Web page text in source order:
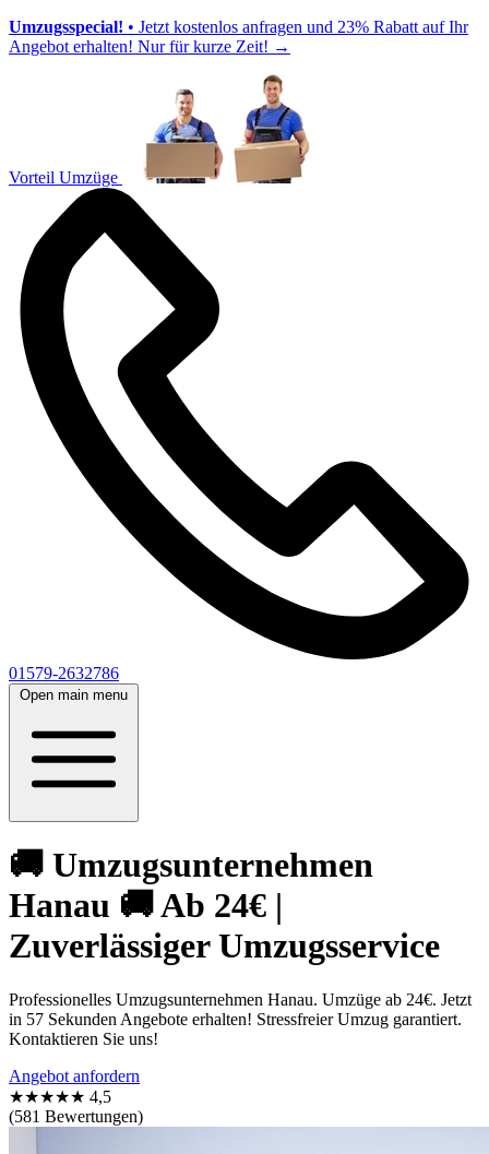
Umzugsspecial! • Jetzt kostenlos anfragen und 23% Rabatt auf Ihr
Angebot erhalten! Nur für kurze Zeit! →
Vorteil Umzüge
01579-2632786
Open main menu
🚚 Umzugsunternehmen
Hanau 🚚 Ab 24€ |
Zuverlässiger Umzugsservice
Professionelles Umzugsunternehmen Hanau. Umzüge ab 24€. Jetzt
in 57 Sekunden Angebote erhalten! Stressfreier Umzug garantiert.
Kontaktieren Sie uns!
Angebot anfordern
★★★★★ 4,5
(581 Bewertungen)